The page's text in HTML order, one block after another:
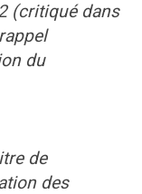
(critiqué dans
du
de
des